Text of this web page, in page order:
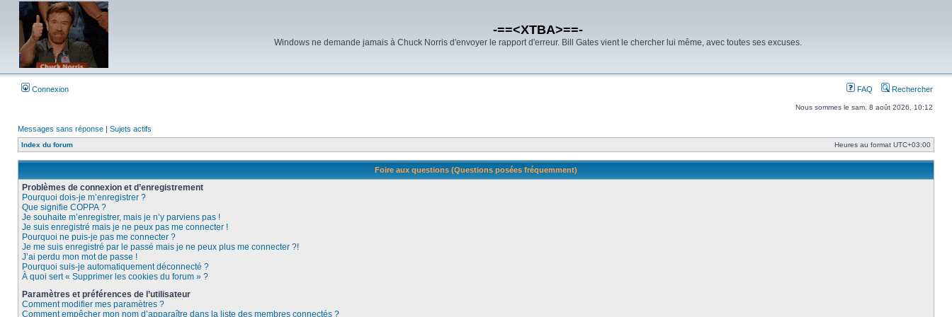
-==<XTBA>==-
Windows ne demande jamais à Chuck Norris d'envoyer le rapport d'erreur. Bill Gates vient le chercher lui même, avec toutes ses excuses.
Connexion FAQ Rechercher
Nous sommes le sam. 8 août 2026, 10:12
Messages sans réponse | Sujets actifs
Index du forum Heures au format UTC+03:00
Foire aux questions (Questions posées fréquemment)
Problèmes de connexion et d’enregistrement
Pourquoi dois-je m’enregistrer ?
Que signifie COPPA ?
Je souhaite m’enregistrer, mais je n’y parviens pas !
Je suis enregistré mais je ne peux pas me connecter !
Pourquoi ne puis-je pas me connecter ?
Je me suis enregistré par le passé mais je ne peux plus me connecter ?!
J’ai perdu mon mot de passe !
Pourquoi suis-je automatiquement déconnecté ?
À quoi sert « Supprimer les cookies du forum » ?
Paramètres et préférences de l’utilisateur
Comment modifier mes paramètres ?
Comment empêcher mon nom d’apparaître dans la liste des membres connectés ?